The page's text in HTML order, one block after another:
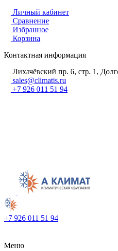
Личный кабинет
Сравнение
Избранное
Корзина
Контактная информация
Лихачёвский пр. 6, стр. 1,
sales@climatis.ru
+7 926 011 51 94
+7 926 011 51 94
Меню